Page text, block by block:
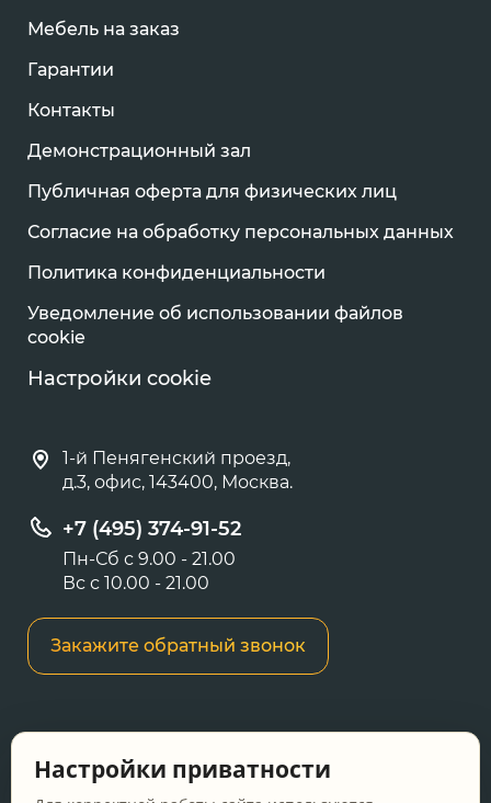
Мебель на заказ
Гарантии
Контакты
Демонстрационный зал
Публичная оферта для физических лиц
Согласие на обработку персональных данных
Политика конфиденциальности
Уведомление об использовании файлов
cookie
Настройки cookie
1-й Пенягенский проезд,
д.3, офис, 143400, Москва.
+7 (495) 374-91-52
Пн-Сб с 9.00 - 21.00
Вс с 10.00 - 21.00
Закажите обратный звонок
сайте носит информационный характер и не
Настройки приватности